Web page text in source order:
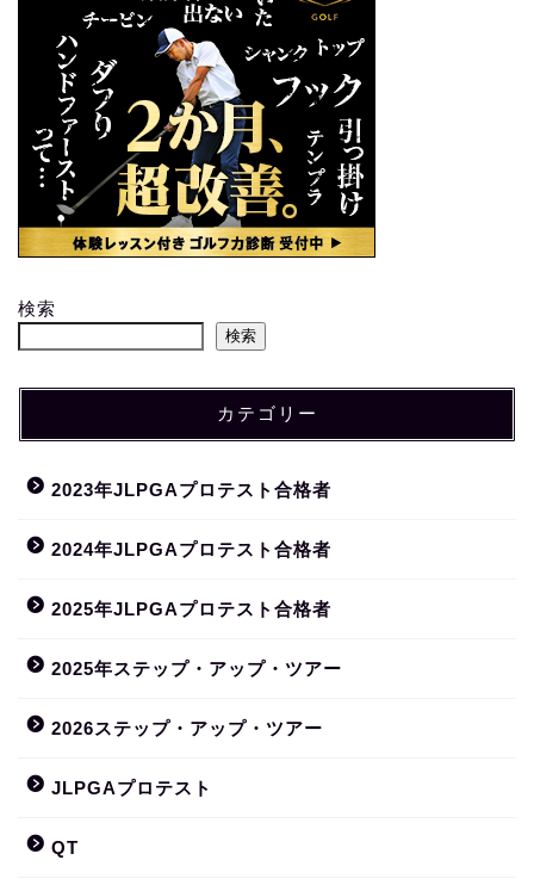
検索
検索
カテゴリー
2023年JLPGAプロテスト合格者
2024年JLPGAプロテスト合格者
2025年JLPGAプロテスト合格者
2025年ステップ・アップ・ツアー
2026ステップ・アップ・ツアー
JLPGAプロテスト
QT